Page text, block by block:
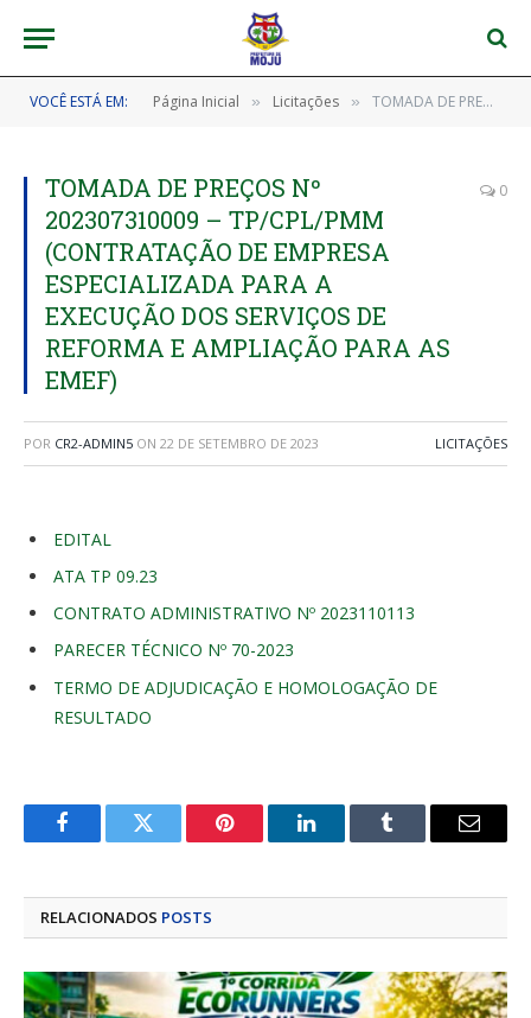
VOCÊ ESTÁ EM: Página Inicial » Licitações » TOMADA DE PREÇOS Nº 202307310009 – TP/CPL/PMM (CONTRATAÇÃO DE EMPRESA ESPECIALIZADA PARA A EXECUÇÃO DOS SERVIÇOS DE REFORMA E AMPLIAÇÃO PARA AS EMEF)
TOMADA DE PREÇOS Nº
202307310009 – TP/CPL/PMM
(CONTRATAÇÃO DE EMPRESA
ESPECIALIZADA PARA A
EXECUÇÃO DOS SERVIÇOS DE
REFORMA E AMPLIAÇÃO PARA AS
EMEF)
0
POR CR2-ADMIN5 ON 22 DE SETEMBRO DE 2023 LICITAÇÕES
EDITAL
ATA TP 09.23
CONTRATO ADMINISTRATIVO Nº 2023110113
PARECER TÉCNICO Nº 70-2023
TERMO DE ADJUDICAÇÃO E HOMOLOGAÇÃO DE
RESULTADO
FacebookTwitter Pinterest LinkedInTumblr
E-
RELACIONADOS POSTS